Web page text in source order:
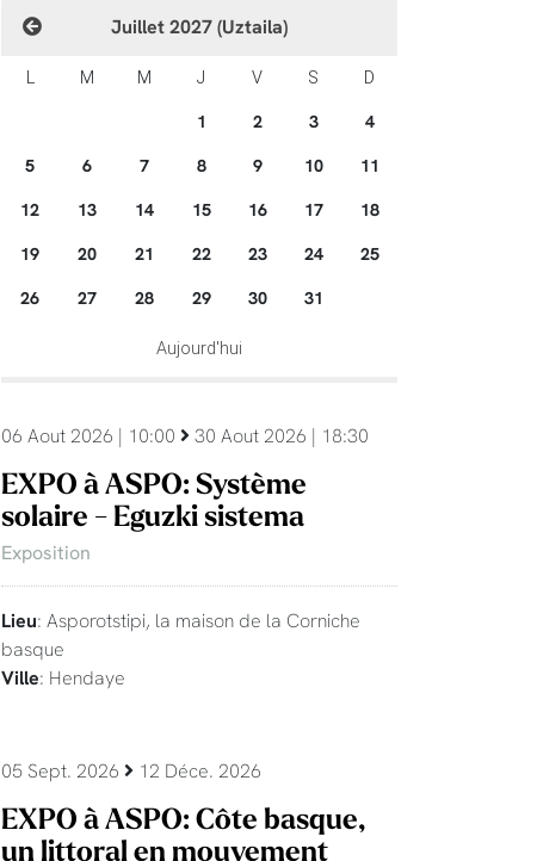
Juillet 2027 (Uztaila)
L M M J V S D
1 2 3 4
5 6 7 8 9 10 11
12 13 14 15 16 17 18
19 20 21 22 23 24 25
26 27 28 29 30 31
Aujourd'hui
06 Aout 2026 | 10:00 30 Aout 2026 | 18:30
EXPO à ASPO: Système
solaire - Eguzki sistema
Exposition
Lieu: Asporotstipi, la maison de la Corniche
basque
Ville: Hendaye
05 Sept. 2026 12 Déce. 2026
EXPO à ASPO: Côte basque,
un littoral en mouvement